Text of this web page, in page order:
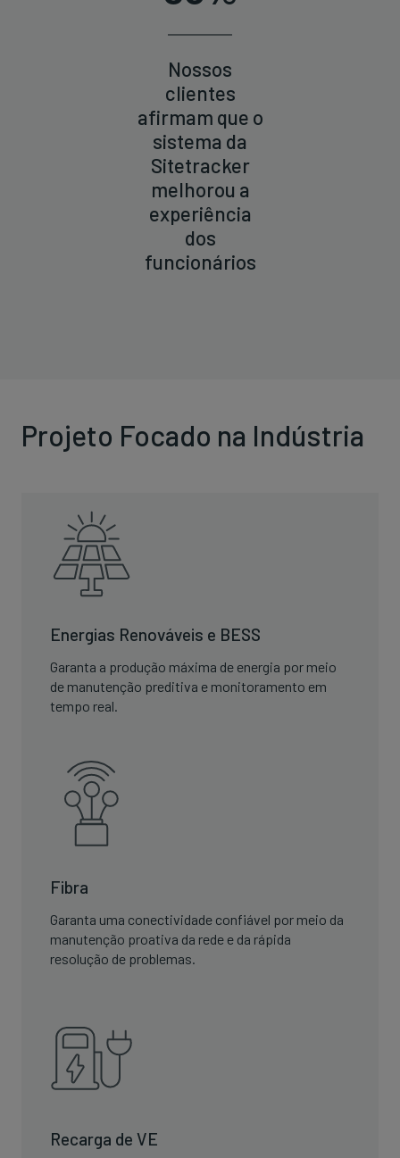
Nossos
clientes
afirmam que o
sistema da
Sitetracker
melhorou a
experiência
dos
funcionários
Projeto Focado na Indústria
Energias Renováveis e BESS
Garanta a produção máxima de energia por meio
de manutenção preditiva e monitoramento em
tempo real.
Fibra
Garanta uma conectividade confiável por meio da
manutenção proativa da rede e da rápida
resolução de problemas.
Recarga de VE